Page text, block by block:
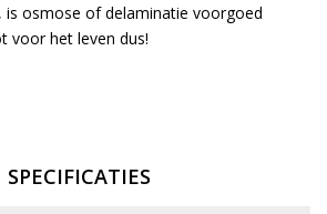
is osmose of delaminatie voorgoed
voor het leven dus!
SPECIFICATIES